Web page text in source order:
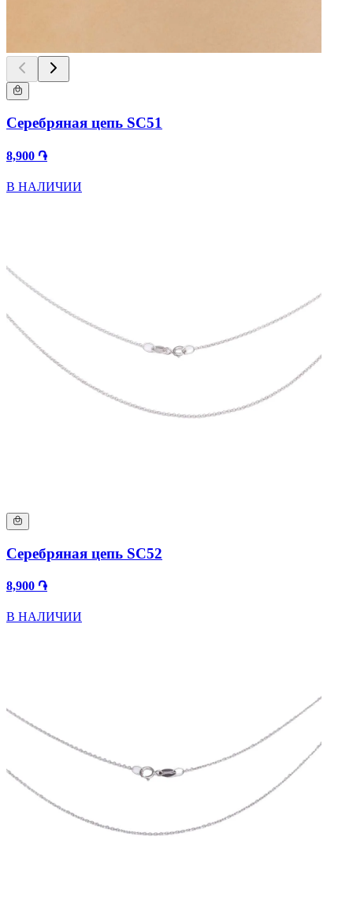
Серебряная цепь SC51
8,900 ֏
В НАЛИЧИИ
Серебряная цепь SC52
8,900 ֏
В НАЛИЧИИ